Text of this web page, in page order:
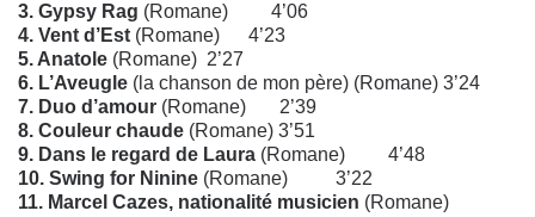
3. Gypsy Rag (Romane) 4’06
4. Vent d’Est (Romane) 4’23
5. Anatole (Romane) 2’27
6. L’Aveugle (la chanson de mon père) (Romane) 3’24
7. Duo d’amour (Romane) 2’39
8. Couleur chaude (Romane) 3’51
9. Dans le regard de Laura (Romane) 4’48
10. Swing for Ninine (Romane) 3’22
11. Marcel Cazes, nationalité musicien (Romane)